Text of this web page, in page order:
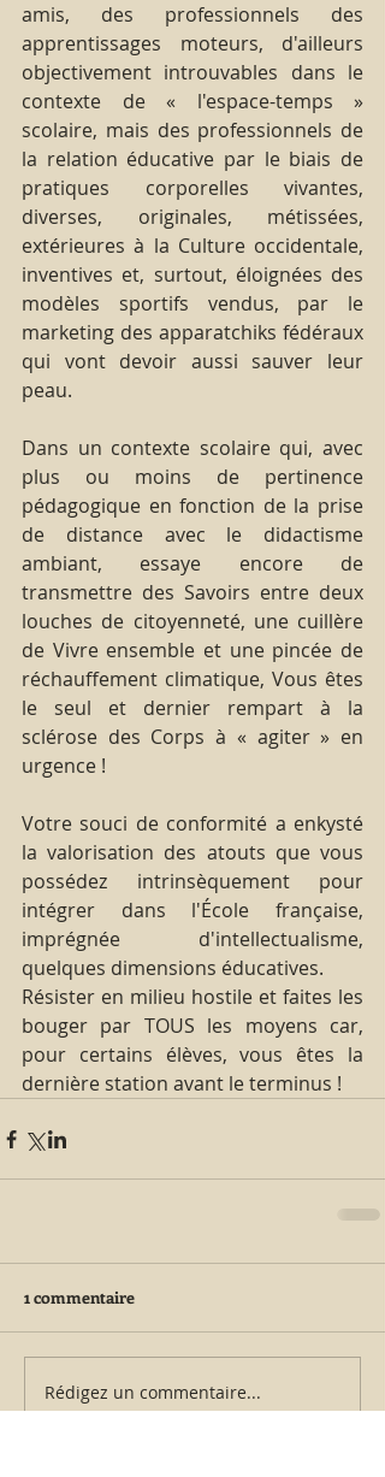
amis, des professionnels des
apprentissages moteurs, d'ailleurs
objectivement introuvables dans le
contexte de « l'espace-temps »
scolaire, mais des professionnels de
la relation éducative par le biais de
pratiques corporelles vivantes,
diverses, originales, métissées,
extérieures à la Culture occidentale,
inventives et, surtout, éloignées des
modèles sportifs vendus, par le
marketing des apparatchiks fédéraux
qui vont devoir aussi sauver leur
peau.
Dans un contexte scolaire qui, avec
plus ou moins de pertinence
pédagogique en fonction de la prise
de distance avec le didactisme
ambiant, essaye encore de
transmettre des Savoirs entre deux
louches de citoyenneté, une cuillère
de Vivre ensemble et une pincée de
réchauffement climatique, Vous êtes
le seul et dernier rempart à la
sclérose des Corps à « agiter » en
urgence !
Votre souci de conformité a enkysté
la valorisation des atouts que vous
possédez intrinsèquement pour
intégrer dans l'École française,
imprégnée d'intellectualisme,
quelques dimensions éducatives.
Résister en milieu hostile et faites les
bouger par TOUS les moyens car,
pour certains élèves, vous êtes la
dernière station avant le terminus !
1 commentaire
Rédigez un commentaire...